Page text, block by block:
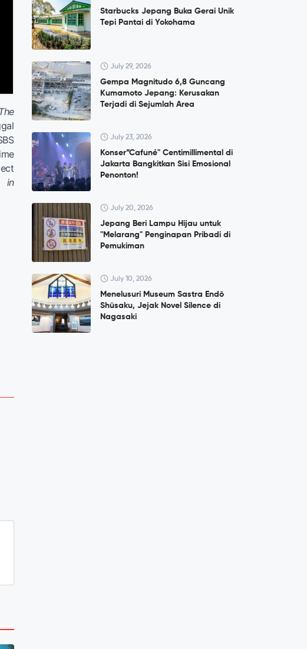
in
Starbucks Jepang Buka Gerai Unik
Tepi Pantai di Yokohama
July 29, 2026
Gempa Magnitudo 6,8 Guncang
Kumamoto Jepang: Kerusakan
Terjadi di Sejumlah Area
July 23, 2026
Konser”Cafuné" Centimillimental di
Jakarta Bangkitkan Sisi Emosional
Penonton!
July 20, 2026
Jepang Beri Lampu Hijau untuk
"Melarang" Penginapan Pribadi di
Pemukiman
July 10, 2026
Menelusuri Museum Sastra Endō
Shūsaku, Jejak Novel Silence di
Nagasaki